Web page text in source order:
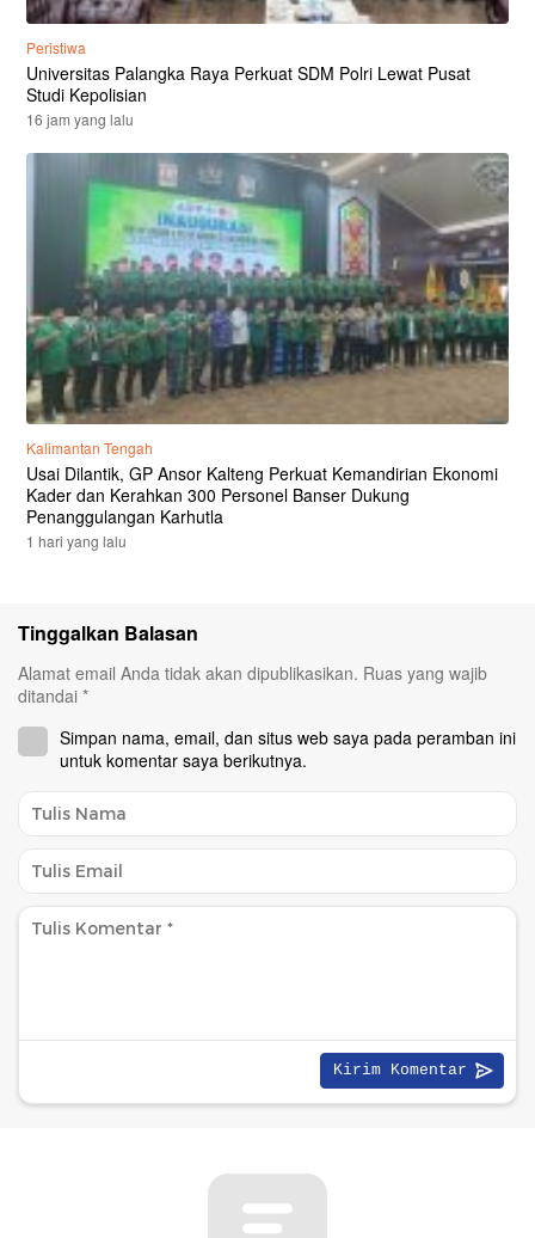
Peristiwa
Universitas Palangka Raya Perkuat SDM Polri Lewat Pusat
Studi Kepolisian
16 jam yang lalu
Kalimantan Tengah
Usai Dilantik, GP Ansor Kalteng Perkuat Kemandirian Ekonomi
Kader dan Kerahkan 300 Personel Banser Dukung
Penanggulangan Karhutla
1 hari yang lalu
Tinggalkan Balasan
Alamat email Anda tidak akan dipublikasikan. Ruas yang wajib
ditandai *
Simpan nama, email, dan situs web saya pada peramban ini
untuk komentar saya berikutnya.